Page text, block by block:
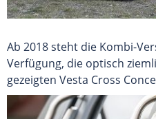
Ab 2018 steht die Kombi-
Verfügung, die optisch
gezeigten Vesta Cross